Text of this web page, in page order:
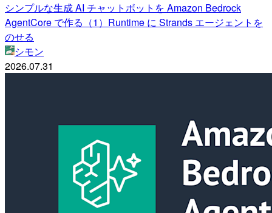
シンプルな生成 AI チャットボットを Amazon Bedrock
AgentCore で作る（1）Runtime に Strands エージェントを
のせる
シモン
2026.07.31